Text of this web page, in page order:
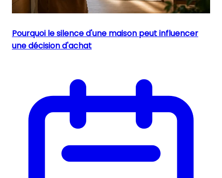
Pourquoi le silence d'une maison peut influencer
une décision d'achat